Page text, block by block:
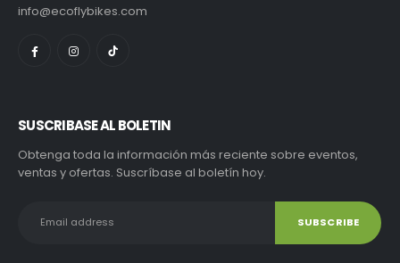
info@ecoflybikes.com
SUSCRIBASE AL BOLETIN
Obtenga toda la información más reciente sobre eventos,
ventas y ofertas. Suscríbase al boletín hoy.